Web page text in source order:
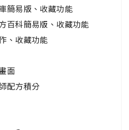
為國際生物多樣性年。英國
約》（www.cbd.int）的
項國際條約旨在阻止地球
物多樣性對健康和藥物發
簡易版、收藏功能
百科簡易版、收藏功能
、收藏功能
面
配方積分